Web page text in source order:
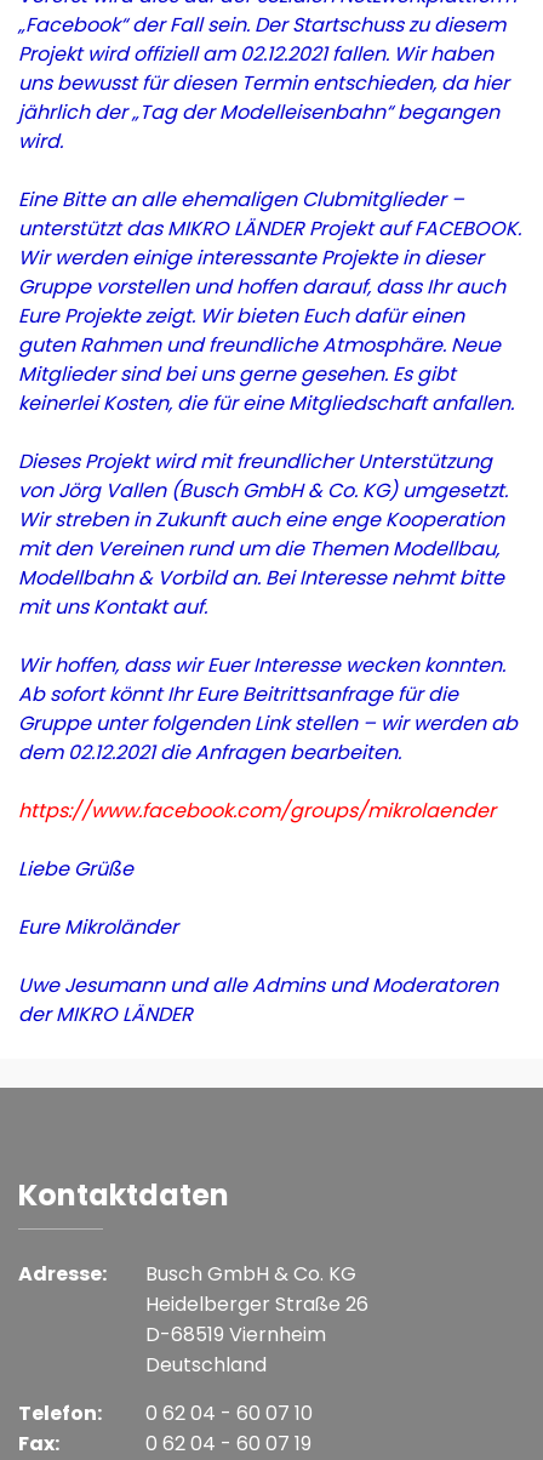
„Facebook“ der Fall sein. Der Startschuss zu diesem
Projekt wird offiziell am 02.12.2021 fallen. Wir haben
uns bewusst für diesen Termin entschieden, da hier
jährlich der „Tag der Modelleisenbahn“ begangen
wird.
Eine Bitte an alle ehemaligen Clubmitglieder –
unterstützt das MIKRO LÄNDER Projekt auf FACEBOOK.
Wir werden einige interessante Projekte in dieser
Gruppe vorstellen und hoffen darauf, dass Ihr auch
Eure Projekte zeigt. Wir bieten Euch dafür einen
guten Rahmen und freundliche Atmosphäre. Neue
Mitglieder sind bei uns gerne gesehen. Es gibt
keinerlei Kosten, die für eine Mitgliedschaft anfallen.
Dieses Projekt wird mit freundlicher Unterstützung
von Jörg Vallen (Busch GmbH & Co. KG) umgesetzt.
Wir streben in Zukunft auch eine enge Kooperation
mit den Vereinen rund um die Themen Modellbau,
Modellbahn & Vorbild an. Bei Interesse nehmt bitte
mit uns Kontakt auf.
Wir hoffen, dass wir Euer Interesse wecken konnten.
Ab sofort könnt Ihr Eure Beitrittsanfrage für die
Gruppe unter folgenden Link stellen – wir werden ab
dem 02.12.2021 die Anfragen bearbeiten.
https://www.facebook.com/groups/mikrolaender
Liebe Grüße
Eure Mikroländer
Uwe Jesumann und alle Admins und Moderatoren
der MIKRO LÄNDER
Kontaktdaten
Adresse:
Busch GmbH & Co. KG
Heidelberger Straße 26
D-68519 Viernheim
Deutschland
Telefon:
Fax:
0 62 04 - 60 07 10
0 62 04 - 60 07 19